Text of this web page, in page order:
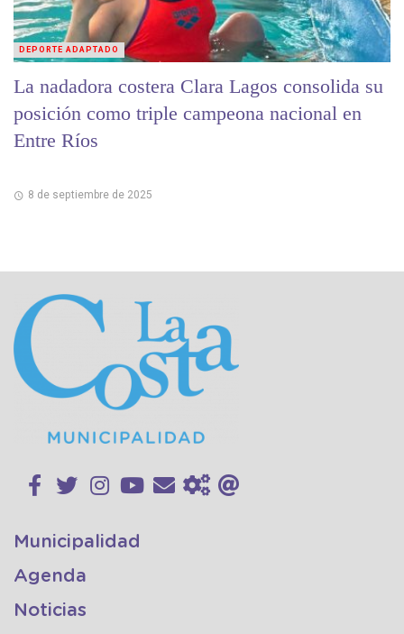
La nadadora costera Clara Lagos consolida su
posición como triple campeona nacional en
Entre Ríos
8 de septiembre de 2025
DEPORTE ADAPTADO
Municipalidad
Agenda
Noticias